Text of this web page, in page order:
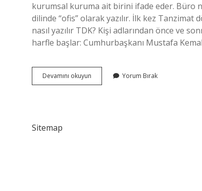
kurumsal kuruma ait birini ifade eder. Büro
dilinde “ofis” olarak yazılır. İlk kez Tanzimat
nasıl yazılır TDK? Kişi adlarından önce ve
harfle başlar: Cumhurbaşkanı Mustafa
Devamını okuyun Bürokrat
Nasil
Yorum Bırak
Sitemap